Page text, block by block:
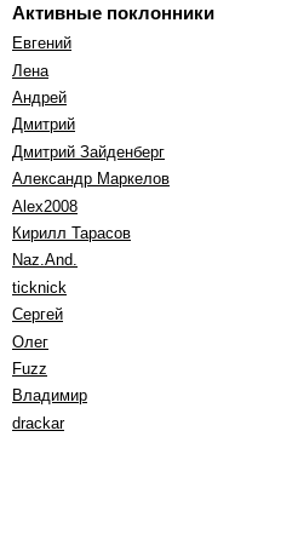
Активные поклонники
Евгений
Лена
Андрей
Дмитрий
Дмитрий Зайденберг
Александр Маркелов
Alex2008
Кирилл Тарасов
Naz.And.
ticknick
Сергей
Олег
Fuzz
Владимир
drackar